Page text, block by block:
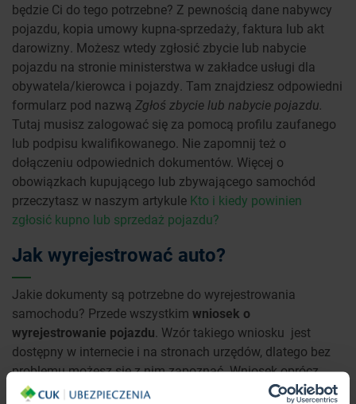
będzie Ci do tego potrzebne? Z pewnością dane nabywcy
pojazdu, kopia umowy kupna-sprzedaży, faktura lub akt
darowizny. Możesz wtedy zgłosić zbycie lub nabycie
pojazdu na stronie ministerstwa w zakładce usługi dla
obywatela/kierowca i pojazdy. Tam znajdziesz odpowiedni
formularz pod nazwą Zgłoś zbycie lub nabycie pojazdu.
Tutaj musisz zalogować się za pomocą profilu zaufanego
lub podpisu kwalifikowanego. Nie zapomnij też o
dołączeniu odpowiednich dokumentów. Więcej o
obowiązkach kupującego lub zbywającego samochód
przeczytasz w naszym artykule Kto i kiedy powinien
zgłosić kupno lub sprzedaż pojazdu?
Jak wyrejestrować auto?
Jakie dokumenty są potrzebne do wyrejestrowania
samochodu? Przede wszystkim wniosek o
wyrejestrowanie pojazdu. Wzór takiego wniosku jest
dostępny w internecie i na stronach urzędów, dlatego bez
problemu możesz się z nim zapoznać. Wniosek oprócz
standardowych danych takich jak nazwisko, dane